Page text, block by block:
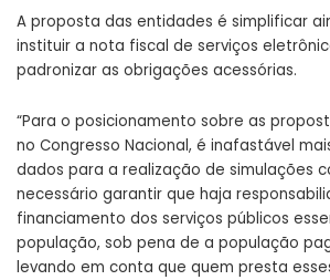
A proposta das entidades é simplificar
instituir a nota fiscal de serviços
padronizar as obrigações acessórias.
“Para o posicionamento sobre as
no Congresso Nacional, é inafastável
dados para a realização de simulações
necessário garantir que haja
financiamento dos serviços públicos
população, sob pena de a população
levando em conta que quem presta